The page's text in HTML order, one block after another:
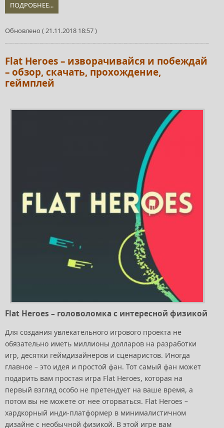
ПОДРОБНЕЕ...
Обновлено ( 21.11.2018 18:57 )
Flat Heroes – изворачивайся и побеждай
– обзор, скачать, прохождение,
геймплей
Flat Heroes – головоломка с интересной физикой
Для создания увлекательного игрового проекта не
обязательно иметь миллионы долларов на разработки
игр, десятки геймдизайнеров и сценаристов. Иногда
главное – это идея и простой фан. Тот самый фан может
подарить вам простая игра Flat Heroes, которая на
первый взгляд особо не претендует на ваше время, а
потом вы не можете от нее оторваться. Flat Heroes –
хардкорный инди-платформер в минималистичном
дизайне с необычной физикой. В этой игре вам